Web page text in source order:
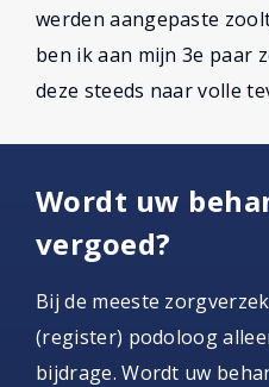
werden aangepaste
ben ik aan mijn 3e paar
deze steeds naar volle
Wordt uw
vergoed?
Bij de meeste
(register) podoloog
bijdrage. Wordt uw